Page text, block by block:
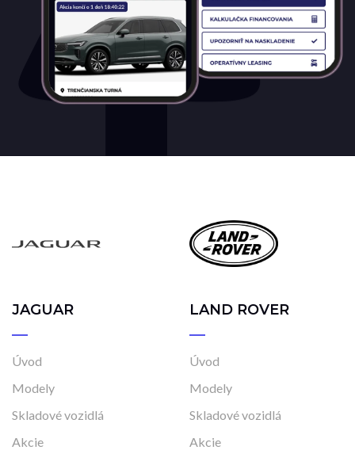
JAGUAR
Úvod
Modely
Skladové vozidlá
Akcie
LAND ROVER
Úvod
Modely
Skladové vozidlá
Akcie